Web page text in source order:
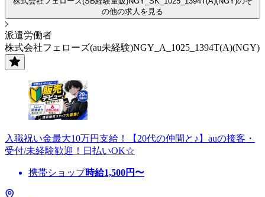
の他の求人を見る
派遣労働者
株式会社フェローズ(au未経験)NGY_A_1025_1394T(A)(NGY)
入職祝い金最大10万円支給！【20代の仲間と♪】auの接客・
受付/未経験歓迎！日払いOK☆
携帯ショップ時給1,500円〜